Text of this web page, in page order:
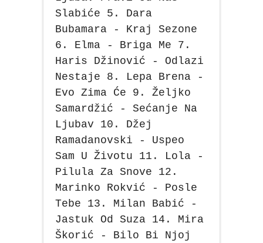
Slabiće 5. Dara
Bubamara - Kraj Sezone
6. Elma - Briga Me 7.
Haris Džinović - Odlazi
Nestaje 8. Lepa Brena -
Evo Zima Će 9. Željko
Samardžić - Sećanje Na
Ljubav 10. Džej
Ramadanovski - Uspeo
Sam U Životu 11. Lola -
Pilula Za Snove 12.
Marinko Rokvić - Posle
Tebe 13. Milan Babić -
Jastuk Od Suza 14. Mira
Škorić - Bilo Bi Njoj